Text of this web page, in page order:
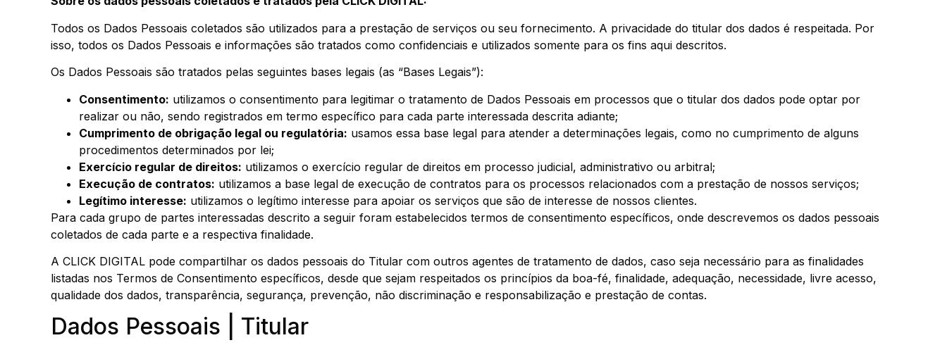
Todos os Dados Pessoais coletados são utilizados para a prestação de serviços ou seu fornecimento. A privacidade do titular dos dados é respeitada. Por
isso, todos os Dados Pessoais e informações são tratados como confidenciais e utilizados somente para os fins aqui descritos.
Os Dados Pessoais são tratados pelas seguintes bases legais (as “Bases Legais”):
Consentimento: utilizamos o consentimento para legitimar o tratamento de Dados Pessoais em processos que o titular dos dados pode optar por
realizar ou não, sendo registrados em termo específico para cada parte interessada descrita adiante;
Cumprimento de obrigação legal ou regulatória: usamos essa base legal para atender a determinações legais, como no cumprimento de alguns
procedimentos determinados por lei;
Exercício regular de direitos: utilizamos o exercício regular de direitos em processo judicial, administrativo ou arbitral;
Execução de contratos: utilizamos a base legal de execução de contratos para os processos relacionados com a prestação de nossos serviços;
Legítimo interesse: utilizamos o legítimo interesse para apoiar os serviços que são de interesse de nossos clientes.
Para cada grupo de partes interessadas descrito a seguir foram estabelecidos termos de consentimento específicos, onde descrevemos os dados pessoais
coletados de cada parte e a respectiva finalidade.
A CLICK DIGITAL pode compartilhar os dados pessoais do Titular com outros agentes de tratamento de dados, caso seja necessário para as finalidades
listadas nos Termos de Consentimento específicos, desde que sejam respeitados os princípios da boa-fé, finalidade, adequação, necessidade, livre acesso,
qualidade dos dados, transparência, segurança, prevenção, não discriminação e responsabilização e prestação de contas.
Dados Pessoais | Titular